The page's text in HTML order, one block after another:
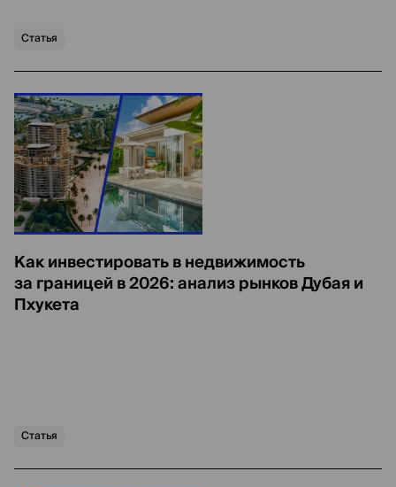
Статья
Как инвестировать в недвижимость
за границей в 2026: анализ рынков Дубая и
Пхукета
Статья